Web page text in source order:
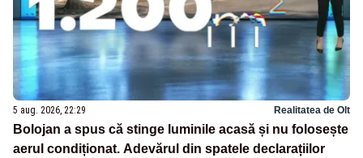
5 aug. 2026, 22:29 Realitatea de Olt
Bolojan a spus că stinge luminile acasă și nu folosește
aerul condiționat. Adevărul din spatele declarațiilor